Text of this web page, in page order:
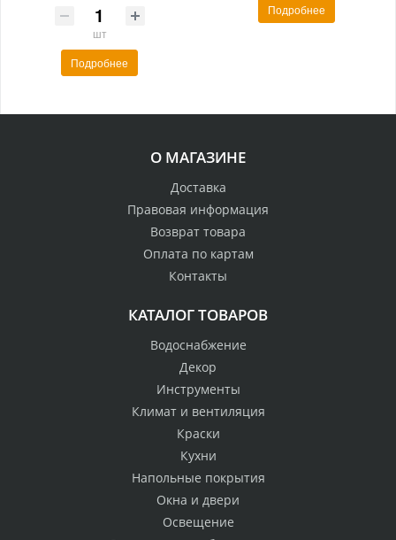
шт
Подробнее
Подробнее
О МАГАЗИНЕ
Доставка
Правовая информация
Возврат товара
Оплата по картам
Контакты
КАТАЛОГ ТОВАРОВ
Водоснабжение
Декор
Инструменты
Климат и вентиляция
Краски
Кухни
Напольные покрытия
Окна и двери
Освещение